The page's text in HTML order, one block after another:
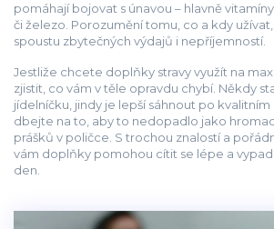
pomáhají bojovat s únavou – hlavně
či železo. Porozumění tomu, co a kdy
spoustu zbytečných výdajů i nepříjemností.
Jestliže chcete doplňky stravy využít na
zjistit, co vám v těle opravdu chybí. Někdy
jídelníčku, jindy je lepší sáhnout po
dbejte na to, aby to nedopadlo jako
prášků v poličce. S trochou znalostí a
vám doplňky pomohou cítit se lépe a
den.